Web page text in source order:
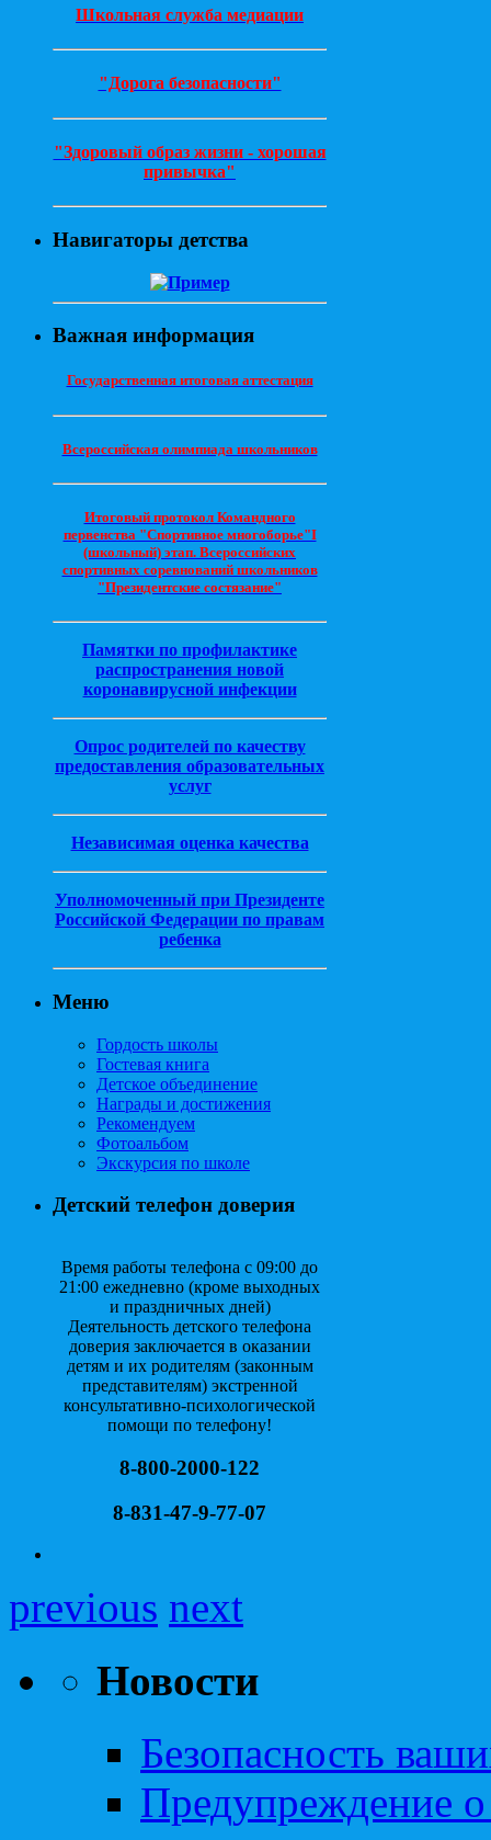
Школьная служба медиации
"Дорога безопасности"
"Здоровый образ жизни - хорошая
привычка"
Навигаторы детства
Важная информация
Государственная итоговая аттестация
Всероссийская олимпиада школьников
Итоговый протокол Командного
первенства "Спортивное многоборье"I
(школьный) этап. Всероссийских
спортивных соревнований школьников
"Президентские состязание"
Памятки по профилактике
распространения новой
коронавирусной инфекции
Опрос родителей по качеству
предоставления образовательных
услуг
Независимая оценка качества
Уполномоченный при Президенте
Российской Федерации по правам
ребенка
Меню
Гордость школы
Гостевая книга
Детское объединение
Награды и достижения
Рекомендуем
Фотоальбом
Экскурсия по школе
Детский телефон доверия
Время работы телефона с 09:00 до
21:00 ежедневно (кроме выходных
и праздничных дней)
Деятельность детского телефона
доверия заключается в оказании
детям и их родителям (законным
представителям) экстренной
консультативно-психологической
помощи по телефону!
8-800-2000-122
8-831-47-9-77-07
previous next
Новости
Безопасность
Предупреждение о